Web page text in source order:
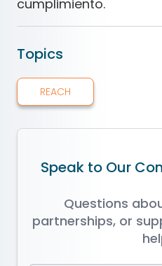
cumplimiento.
Topics
REACH
Speak to Our
Questions
partnerships, or